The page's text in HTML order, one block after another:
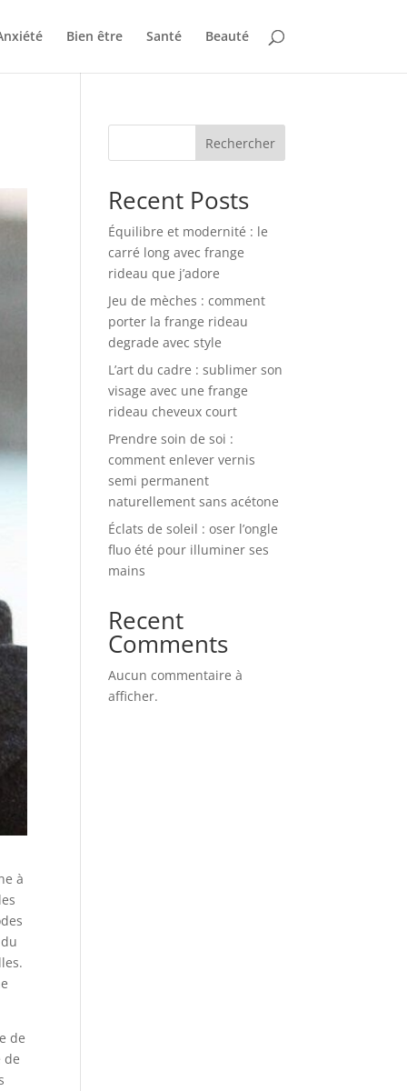
Bien être Santé Beauté
à
de
de
Rechercher
Recent Posts
Équilibre et modernité : le
carré long avec frange
rideau que j’adore
Jeu de mèches : comment
porter la frange rideau
degrade avec style
L’art du cadre : sublimer son
visage avec une frange
rideau cheveux court
Prendre soin de soi :
comment enlever vernis
semi permanent
naturellement sans acétone
Éclats de soleil : oser l’ongle
fluo été pour illuminer ses
mains
Recent
Comments
Aucun commentaire à
afficher.